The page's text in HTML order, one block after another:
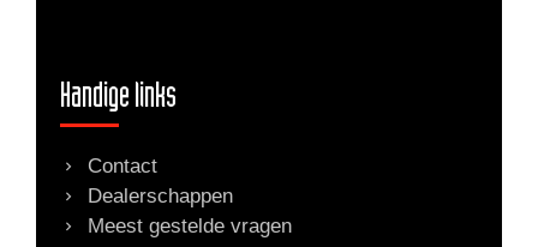
Handige links
Contact
Dealerschappen
Meest gestelde vragen